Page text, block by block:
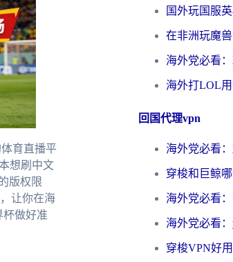
育直播平
想刷中文
版权限
让你在海
杯做好准
回国代理vpn